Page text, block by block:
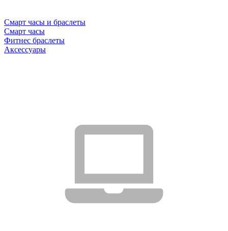
Смарт часы и браслеты
Смарт часы
Фитнес браслеты
Аксессуары